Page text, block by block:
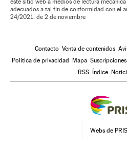
este sitio web a medios de lectura
adecuados a tal fin de conformidad con el
24/2021, de 2 de noviembre
Contacto Venta de contenidos
Política de privacidad
Mapa
RSS
Índice
Webs de